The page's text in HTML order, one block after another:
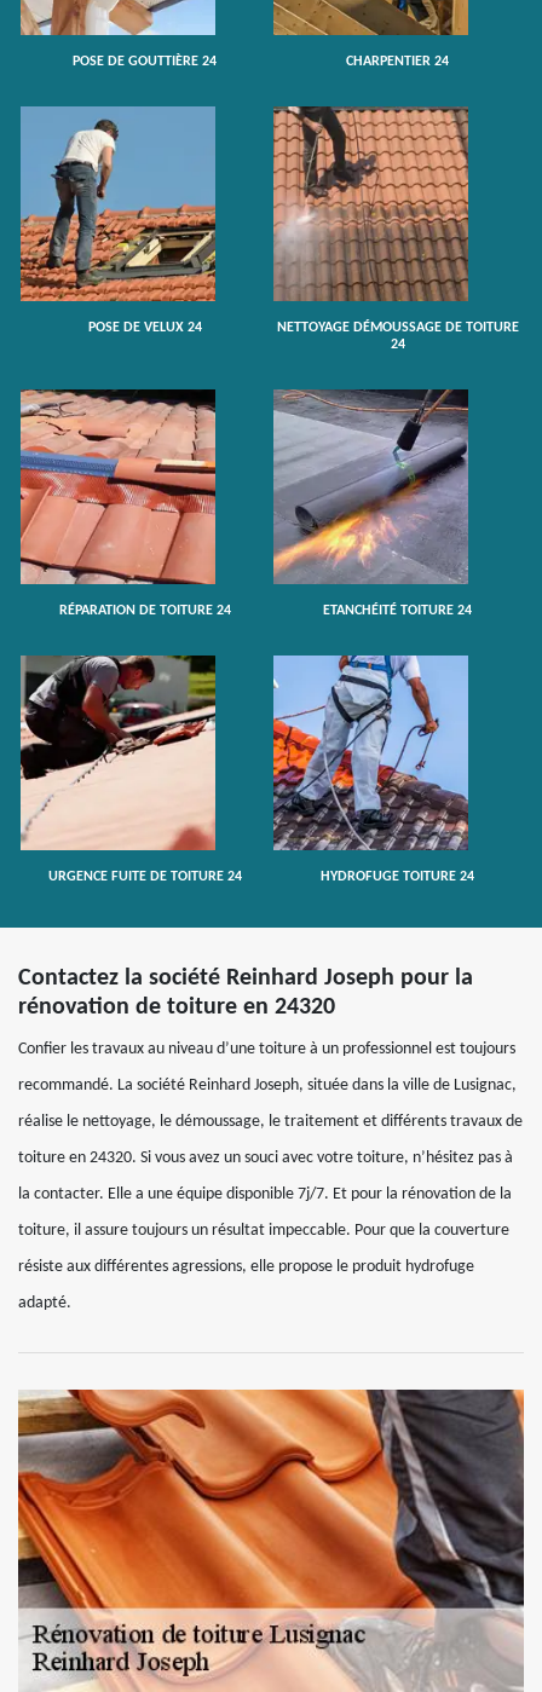
POSE DE GOUTTIÈRE 24 CHARPENTIER 24
POSE DE VELUX 24
NETTOYAGE DÉMOUSSAGE DE TOITURE
24
RÉPARATION DE TOITURE 24 ETANCHÉITÉ TOITURE 24
URGENCE FUITE DE TOITURE 24 HYDROFUGE TOITURE 24
Contactez la société Reinhard Joseph pour la
rénovation de toiture en 24320
Confier les travaux au niveau d’une toiture à un professionnel est toujours
recommandé. La société Reinhard Joseph, située dans la ville de Lusignac,
réalise le nettoyage, le démoussage, le traitement et différents travaux de
toiture en 24320. Si vous avez un souci avec votre toiture, n’hésitez pas à
la contacter. Elle a une équipe disponible 7j/7. Et pour la rénovation de la
toiture, il assure toujours un résultat impeccable. Pour que la couverture
résiste aux différentes agressions, elle propose le produit hydrofuge
adapté.